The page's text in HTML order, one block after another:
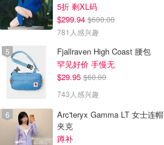
5折 剩XL码
$299.94 $600.00
781人感兴趣
Fjallraven High Coast 腰包
罕见好价 手慢无
$29.95 $60.00
743人感兴趣
Arc'teryx Gamma LT 女士连帽
夹克
蹲补